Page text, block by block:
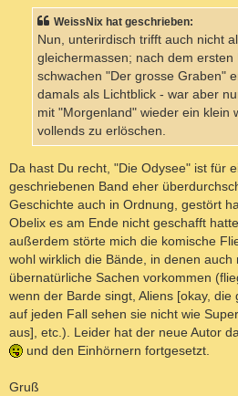
r
a
WeissNix hat geschrieben:
Nun, unterirdisch trifft auch nicht
gleichermassen; nach dem
schwachen "Der grosse Graben"
damals als Lichtblick - war aber
mit "Morgenland" wieder ein klein
vollends zu erlöschen.
Da hast Du recht, "Die Odysee" ist für
geschriebenen Band eher
Geschichte auch in Ordnung, gestört
Obelix es am Ende nicht geschafft
außerdem störte mich die komische
wohl wirklich die Bände, in denen
übernatürliche Sachen vorkommen
wenn der Barde singt, Aliens [okay,
auf jeden Fall sehen sie nicht wie
aus], etc.). Leider hat der neue Autor
und den Einhörnern fortgesetzt.
Gruß